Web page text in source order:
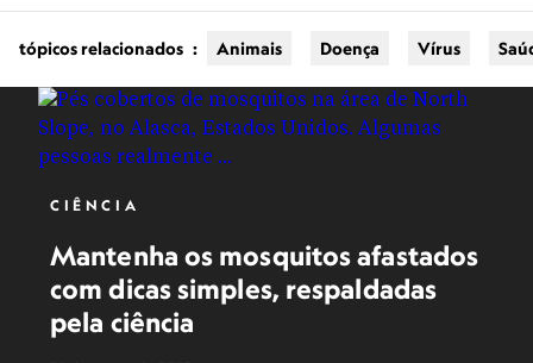
tópicos relacionados : Animais Doença Vírus
CIÊNCIA
Mantenha os mosquitos afastados
com dicas simples, respaldadas
pela ciência